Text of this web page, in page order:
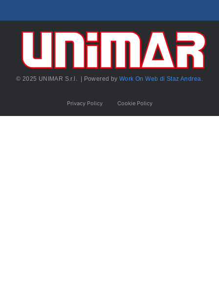
© 2025 UNIMAR S.r.l. | Powered byWork On Web di Staz Andrea.
Privacy Policy Cookie Policy